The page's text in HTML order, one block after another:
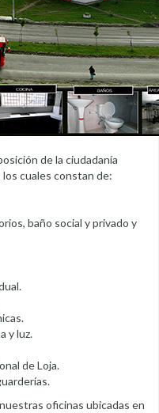
de la ciudadanía
cuales constan de:
baño social y privado y
y luz.
de Loja.
oficinas ubicadas en